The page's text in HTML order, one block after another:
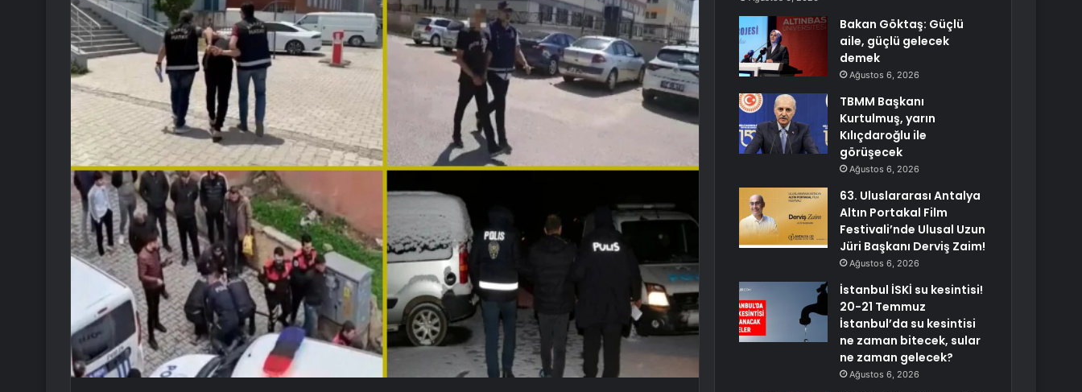
Bakan Göktaş: Güçlü
aile, güçlü gelecek
demek
Ağustos 6, 2026
TBMM Başkanı
Kurtulmuş, yarın
Kılıçdaroğlu ile
görüşecek
Ağustos 6, 2026
63. Uluslararası Antalya
Altın Portakal Film
Festivali’nde Ulusal Uzun
Jüri Başkanı Derviş Zaim!
Ağustos 6, 2026
İstanbul İSKİ su kesintisi!
20-21 Temmuz
İstanbul’da su kesintisi
ne zaman bitecek, sular
ne zaman gelecek?
Ağustos 6, 2026